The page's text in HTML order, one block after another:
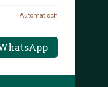
Automatisch